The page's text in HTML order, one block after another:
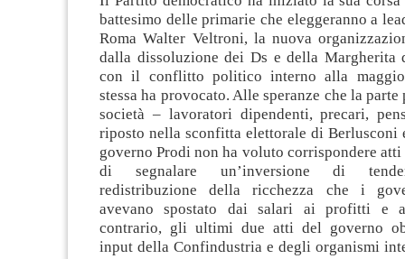
battesimo delle primarie che eleggeranno a
Roma Walter Veltroni, la nuova
dalla dissoluzione dei Ds e della Margherita
con il conflitto politico interno alla
stessa ha provocato. Alle speranze che la
società – lavoratori dipendenti, precari,
riposto nella sconfitta elettorale di Berlusconi
governo Prodi non ha voluto corrispondere
di segnalare un’inversione di
redistribuzione della ricchezza che i
avevano spostato dai salari ai profitti e
contrario, gli ultimi due atti del governo
input della Confindustria e degli organismi